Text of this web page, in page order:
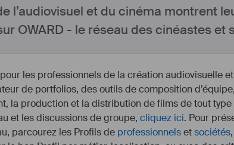
l’audiovisuel et du cinéma montrent
OWARD - le réseau des cinéastes et
les professionnels de la création audiovisuelle
de portfolios, des outils de composition
la production et la distribution de films de tout
et les discussions de groupe, cliquez ici. Pour
parcourez les Profils de professionnelsetsociétés